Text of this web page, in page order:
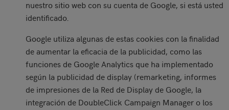
nuestro sitio web con su cuenta de Google, si está usted
identificado.
Google utiliza algunas de estas cookies con la finalidad
de aumentar la eficacia de la publicidad, como las
funciones de Google Analytics que ha implementado
según la publicidad de display (remarketing, informes
de impresiones de la Red de Display de Google, la
integración de DoubleClick Campaign Manager o los